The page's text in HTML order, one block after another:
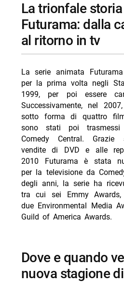
La trionfale storia di
Futurama: dalla
al ritorno in tv
La serie animata
per la prima volta negli
1999, per poi essere
Successivamente, nel
sotto forma di quattro film
sono stati poi
Comedy Central.
vendite di DVD e alle
2010 Futurama è stata
per la televisione da
degli anni, la serie ha
tra cui sei Emmy Awards,
due Environmental Media
Guild of America Awards.
Dove e quando vedere la
nuova stagione